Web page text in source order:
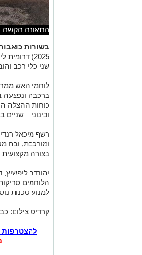
התאונה הקשה
בשורות
2025)
שני כלי רכב
לוחמי האש
ברכבה ונפצעה
כוחות ההצלה
ובינוני –
רשף מיכאל
ומורכבת, ובה
בצורה
יהונדב
הלוחמים
למנוע סכנות
קרדיט צילום:
להצטרפות